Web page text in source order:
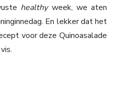
healthy week, we aten
En lekker dat het
voor deze Quinoasalade